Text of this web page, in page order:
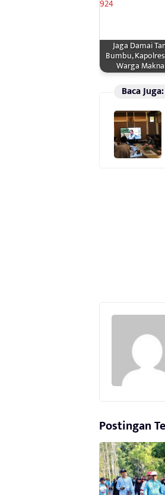
Jaga Damai
Bumbu,
Warga
Baca Juga:
Postingan